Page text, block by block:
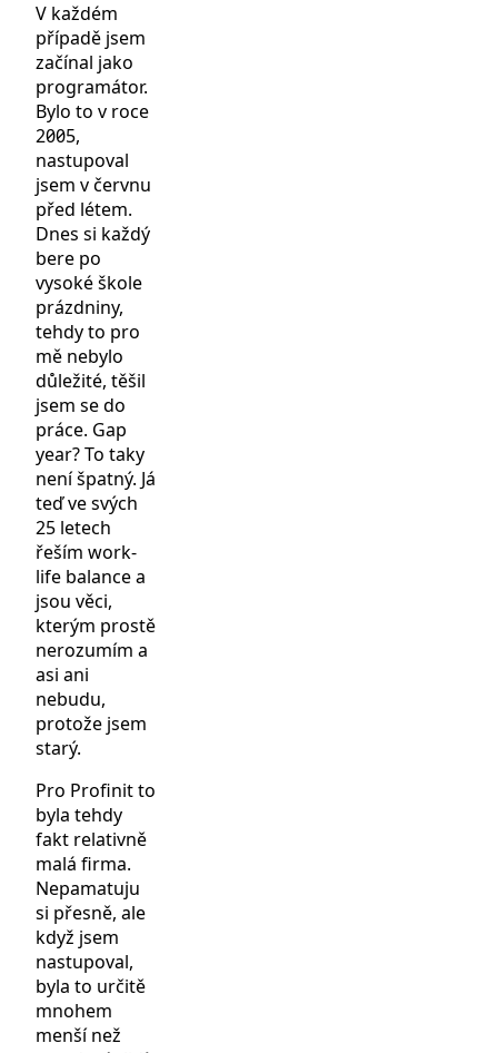
V každém
případě jsem
začínal jako
programátor.
Bylo to v roce
2005,
nastupoval
jsem v červnu
před létem.
Dnes si každý
bere po
vysoké škole
prázdniny,
tehdy to pro
mě nebylo
důležité, těšil
jsem se do
práce. Gap
year? To taky
není špatný. Já
teď ve svých
25 letech
řeším work-
life balance a
jsou věci,
kterým prostě
nerozumím a
asi ani
nebudu,
protože jsem
starý.
Pro Profinit to
byla tehdy
fakt relativně
malá firma.
Nepamatuju
si přesně, ale
když jsem
nastupoval,
byla to určitě
mnohem
menší než